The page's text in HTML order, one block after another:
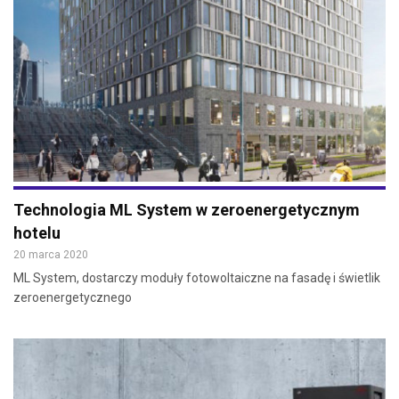
Technologia ML System w zeroenergetycznym
hotelu
20 marca 2020
ML System, dostarczy moduły fotowoltaiczne na fasadę i świetlik
zeroenergetycznego